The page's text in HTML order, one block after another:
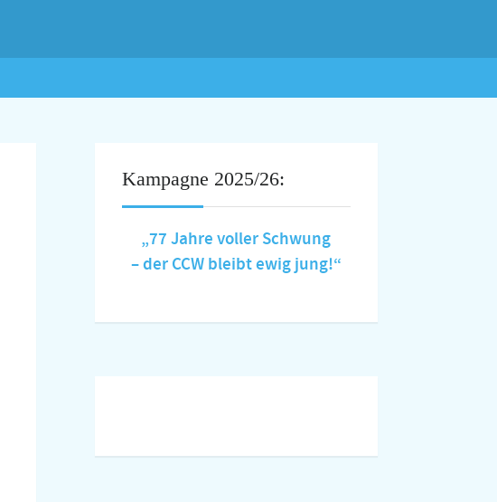
Kampagne 2025/26:
„77 Jahre voller Schwung
– der CCW bleibt ewig jung!“